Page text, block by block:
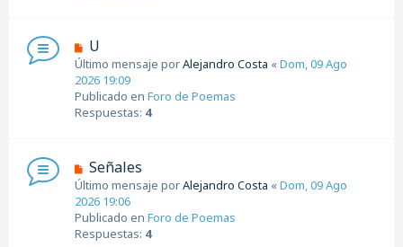
s
a
j
e
N
u
e
v
o
s
a
j
e
U
Último mensaje porAlejandro Costa «Dom, 09 Ago
2026 19:09
Publicado en Foro de Poemas
Respuestas: 4
N
u
e
v
o
Señales
Último mensaje porAlejandro Costa «Dom, 09 Ago
2026 19:06
Publicado en Foro de Poemas
Respuestas: 4